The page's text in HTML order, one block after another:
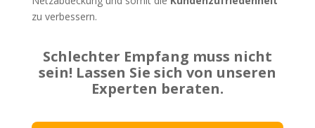
zu verbessern.
Schlechter Empfang muss nicht
sein! Lassen Sie sich von unseren
Experten beraten.